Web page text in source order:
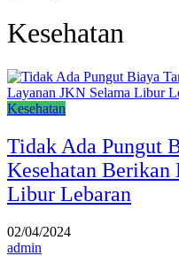
Kesehatan
Kesehatan
Tidak Ada Pungut
Kesehatan Berikan
Libur Lebaran
02/04/2024
admin